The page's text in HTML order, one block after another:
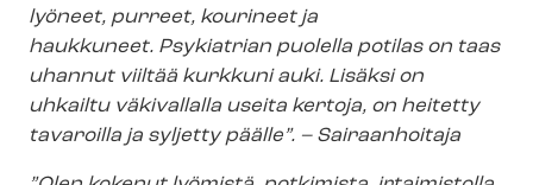
lyöneet, purreet, kourineet ja
haukkuneet. Psykiatrian puolella potilas on taas
uhannut viiltää kurkkuni auki. Lisäksi on
uhkailtu väkivallalla useita kertoja, on heitetty
tavaroilla ja syljetty päälle”. – Sairaanhoitaja